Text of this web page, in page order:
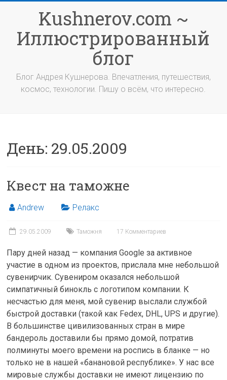
содержимомуKushnerov.com ~
Иллюстрированный
блог
Блог Андрея Кушнерова. Впечатления, путешествия,
космос, технологии. Пишу о всём, что интересно.
День: 29.05.2009
Квест на таможне
Andrew Релакс
29.05.2009 Таможня 17 Комментариев
Пару дней назад — компания Google за активное
участие в одном из проектов, прислала мне небольшой
сувенирчик. Сувениром оказался небольшой
симпатичный бинокль с логотипом компании. К
несчастью для меня, мой сувенир выслали службой
быстрой доставки (такой как Fedex, DHL, UPS и другие).
В большинстве цивилизованных стран в мире
бандероль доставили бы прямо домой, потратив
полминуты моего времени на роспись в бланке — но
только не в нашей «банановой республике». У нас все
мировые службы доставки не имеют лицензию по